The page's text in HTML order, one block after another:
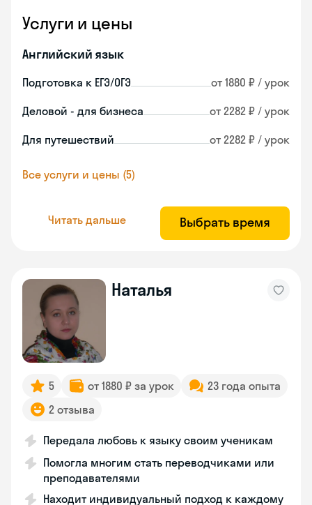
Услуги и цены
Английский язык
Подготовка к ЕГЭ/ОГЭ от 1880 ₽ / урок
Деловой - для бизнеса от 2282 ₽ / урок
Для путешествий от 2282 ₽ / урок
Все услуги и цены (5)
Читать дальше Выбрать время
Наталья
5 от 1880 ₽ за урок
23 года опыта
2 отзыва
Передала любовь к языку своим ученикам
Помогла многим стать переводчиками или
преподавателями
Находит индивидуальный подход к каждому